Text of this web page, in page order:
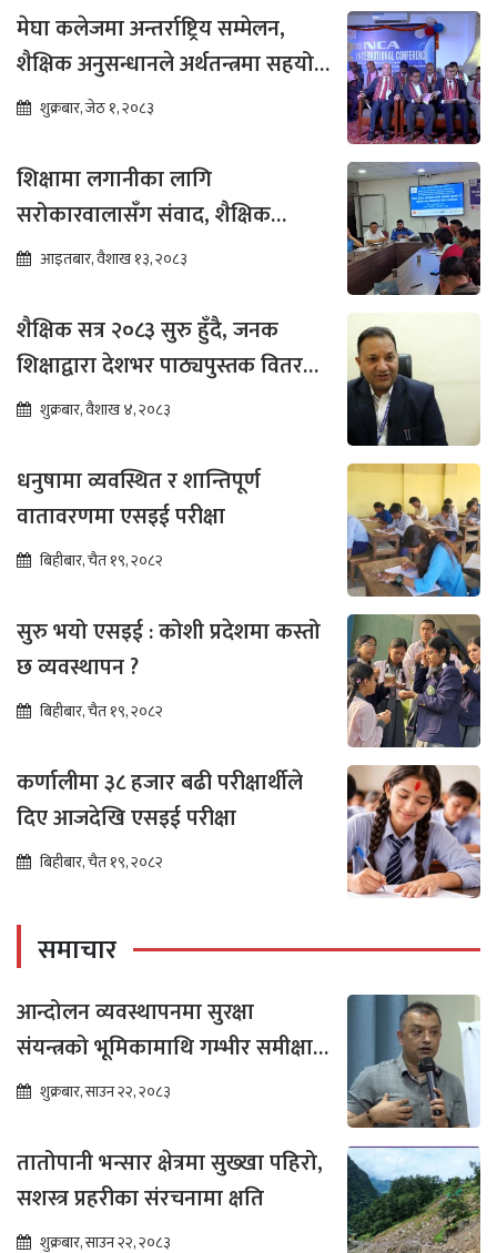
मेघा कलेजमा अन्तर्राष्ट्रिय सम्मेलन,
शैक्षिक अनुसन्धानले अर्थतन्त्रमा सहयोग
पुग्ने विश्वास
शुक्रबार, जेठ १, २०८३
शिक्षामा लगानीका लागि
सरोकारवालासँग संवाद, शैक्षिक
सुधारमा जोड
आइतबार, वैशाख १३, २०८३
शैक्षिक सत्र २०८३ सुरु हुँदै, जनक
शिक्षाद्वारा देशभर पाठ्यपुस्तक वितरण
तीव्रशुक्रबार, वैशाख ४, २०८३
धनुषामा व्यवस्थित र शान्तिपूर्ण
वातावरणमा एसइई परीक्षा
बिहीबार, चैत १९, २०८२
सुरु भयो एसइई : कोशी प्रदेशमा कस्तो
छ व्यवस्थापन ?
बिहीबार, चैत १९, २०८२
कर्णालीमा ३८ हजार बढी परीक्षार्थीले
दिए आजदेखि एसइई परीक्षा
बिहीबार, चैत १९, २०८२
समाचार
आन्दोलन व्यवस्थापनमा सुरक्षा
संयन्त्रको भूमिकामाथि गम्भीर समीक्षा
आवश्यक : गगन थापा
शुक्रबार, साउन २२, २०८३
तातोपानी भन्सार क्षेत्रमा सुख्खा पहिरो,
सशस्त्र प्रहरीका संरचनामा क्षति
शुक्रबार, साउन २२, २०८३